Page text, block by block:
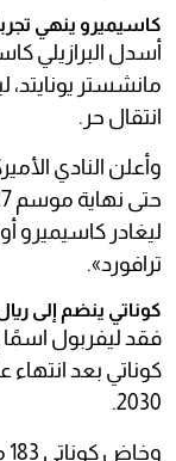
كاسيميرو ينهي
أسدل البرازيلي
مانشستر يونايتد،
انتقال حر.
وأعلن النادي
ليغادر كاسيميرو
ترافورد».
كوناتي ينضم إلى
فقد ليفربول اسمًا
كوناتي بعد انتهاء
2030.